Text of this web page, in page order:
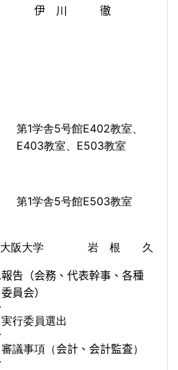
伊 川 徹
第1学舎5号館E402教室
E403教室 E503教室
第1学舎5号館E503教室
大阪大学 岩 根 久
報告（会務、代表幹事、各種
委員会）
実行委員選出
審議事項（会計、会計監査）